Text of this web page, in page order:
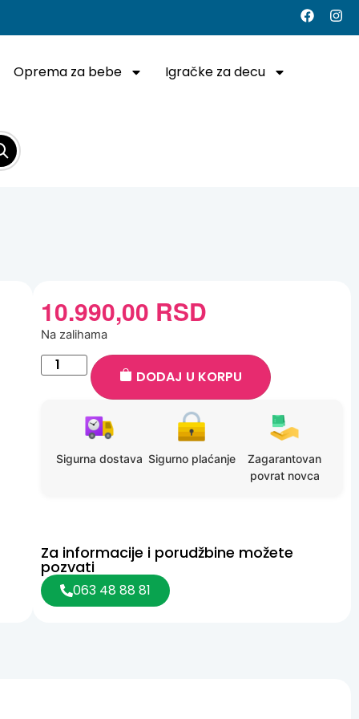
Oprema za bebe Igračke za decu
10.990,00 RSD
Na zalihama
DODAJ U KORPU
Sigurna dostava Sigurno plaćanje
Zagarantovan
povrat novca
Za informacije i porudžbine možete
pozvati
063 48 88 81